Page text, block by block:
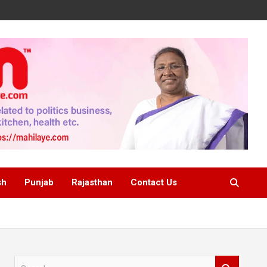
Punjab Rajasthan Contact Us